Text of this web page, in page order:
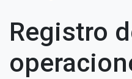
Registro